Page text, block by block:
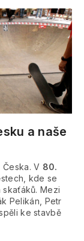
a naše
V 80.
kde se
skaťáků. Mezi
Pelikán, Petr
ke stavbě